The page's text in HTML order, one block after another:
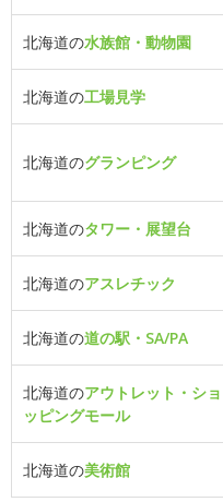
北海道の水族館・動物園
北海道の工場見学
北海道のグランピング
北海道のタワー・展望台
北海道のアスレチック
北海道の道の駅・SA/PA
北海道のアウトレット・ショ
ッピングモール
北海道の美術館